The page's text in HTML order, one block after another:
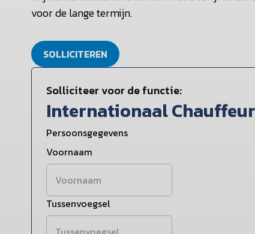
voor de lange termijn.
SOLLICITEREN
Solliciteer voor de functie:
Internationaal Chauffeur
Persoonsgegevens
Voornaam
Tussenvoegsel